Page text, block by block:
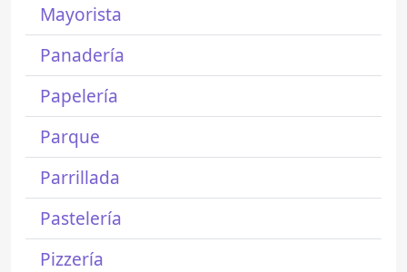
Mayorista
Panadería
Papelería
Parque
Parrillada
Pastelería
Pizzería